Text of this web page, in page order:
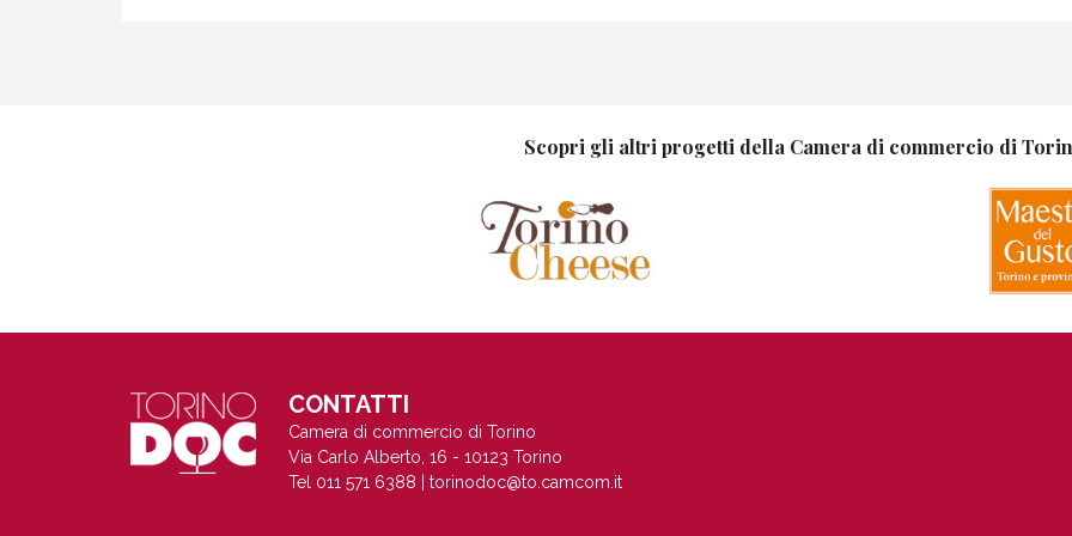
Scopri gli altri progetti della Camera di commercio di
CONTATTI
Camera di commercio di Torino
Via Carlo Alberto, 16 - 10123 Torino
Tel 011 571 6388 | torinodoc@to.camcom.it